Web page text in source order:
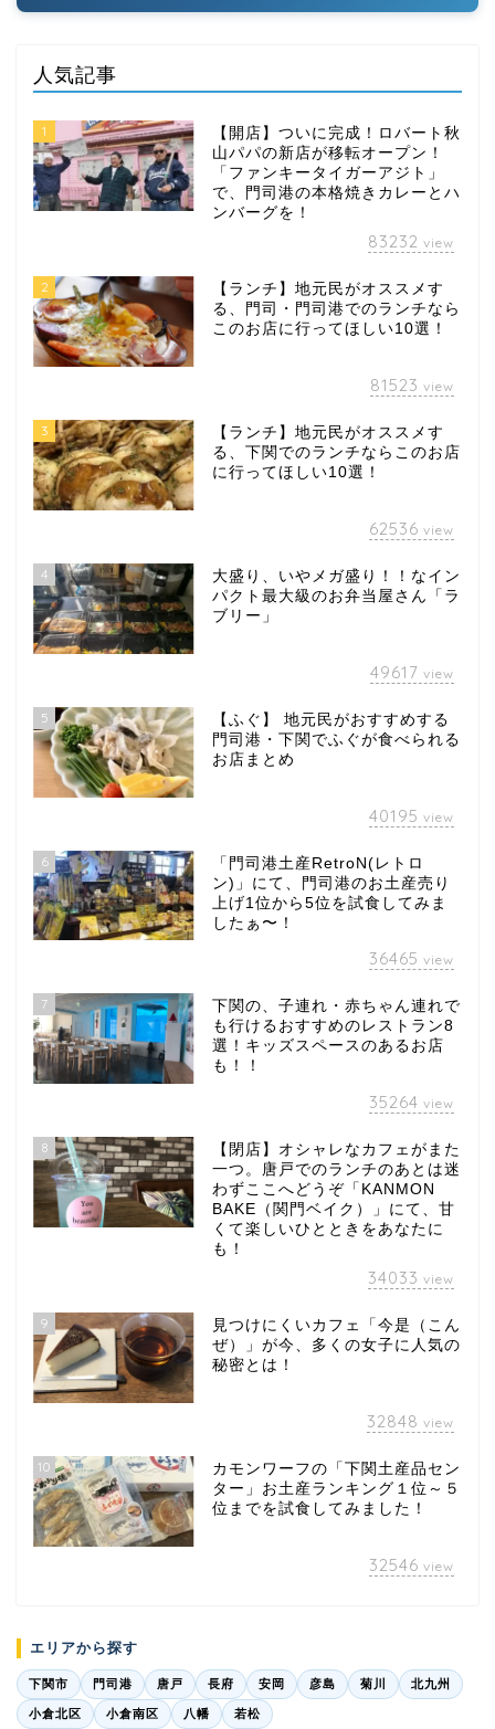
人気記事
1
【開店】ついに完成！ロバート秋
山パパの新店が移転オープン！
「ファンキータイガーアジト」
で、門司港の本格焼きカレーとハ
ンバーグを！
83232 view
2
【ランチ】地元民がオススメす
る、門司・門司港でのランチなら
このお店に行ってほしい10選！
81523 view
3
【ランチ】地元民がオススメす
る、下関でのランチならこのお店
に行ってほしい10選！
62536 view
4
大盛り、いやメガ盛り！！なイン
パクト最大級のお弁当屋さん「ラ
ブリー」
49617 view
5
【ふぐ】 地元民がおすすめする
門司港・下関でふぐが食べられる
お店まとめ
40195 view
6
「門司港土産RetroN(レトロ
ン)」にて、門司港のお土産売り
上げ1位から5位を試食してみま
したぁ〜！
36465 view
7
下関の、子連れ・赤ちゃん連れで
も行けるおすすめのレストラン8
選！キッズスペースのあるお店
も！！
35264 view
8
【閉店】オシャレなカフェがまた
一つ。唐戸でのランチのあとは迷
わずここへどうぞ「KANMON
BAKE（関門ベイク）」にて、甘
くて楽しいひとときをあなたに
も！
34033 view
9
見つけにくいカフェ「今是（こん
ぜ）」が今、多くの女子に人気の
秘密とは！
32848 view
10
カモンワーフの「下関土産品セン
ター」お土産ランキング１位～５
位までを試食してみました！
32546 view
エリアから探す
下関市 門司港 唐戸 長府 安岡 彦島 菊川 北九州
小倉北区 小倉南区 八幡 若松